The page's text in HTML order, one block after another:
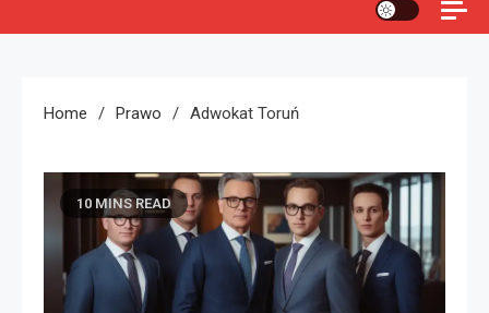
Home Prawo Adwokat Toruń
10 MINS READ